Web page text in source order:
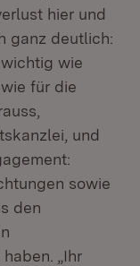
hier und
ganz deutlich:
wie
für die
und
sowie
den
„Ihr